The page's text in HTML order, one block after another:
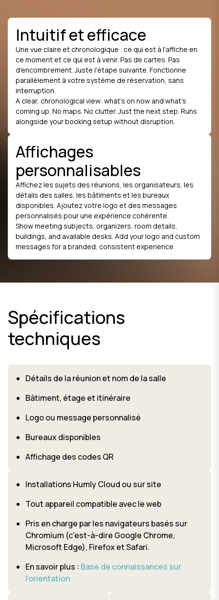
Intuitif et efficace
Une vue claire et chronologique : ce qui est à l'affiche en
ce moment et ce qui est à venir. Pas de cartes. Pas
d'encombrement. Juste l'étape suivante. Fonctionne
parallèlement à votre système de réservation, sans
interruption.
A clear, chronological view: what’s on now and what’s
coming up. No maps. No clutter. Just the next step. Runs
alongside your booking setup without disruption.
Affichages
personnalisables
Affichez les sujets des réunions, les organisateurs, les
détails des salles, les bâtiments et les bureaux
disponibles. Ajoutez votre logo et des messages
personnalisés pour une expérience cohérente.
Show meeting subjects, organizers, room details,
buildings, and available desks. Add your logo and custom
messages for a branded, consistent experience.
Spécifications
techniques
Détails de la réunion et nom de la salle
Bâtiment, étage et itinéraire
Logo ou message personnalisé
Bureaux disponibles
Affichage des codes QR
Installations Humly Cloud ou sur site
Tout appareil compatible avec le web
Pris en charge par les navigateurs basés sur
Chromium (c'est-à-dire Google Chrome,
Microsoft Edge), Firefox et Safari.
En savoir plus : Base de connaissances sur
l'orientation